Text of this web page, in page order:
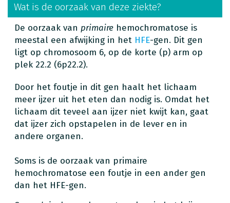
Wat is de oorzaak van deze ziekte?
De oorzaak van primaire hemochromatose is
meestal een afwijking in het HFE-gen. Dit gen
ligt op chromosoom 6, op de korte (p) arm op
plek 22.2 (6p22.2).
Door het foutje in dit gen haalt het lichaam
meer ijzer uit het eten dan nodig is. Omdat het
lichaam dit teveel aan ijzer niet kwijt kan, gaat
dat ijzer zich opstapelen in de lever en in
andere organen.
Soms is de oorzaak van primaire
hemochromatose een foutje in een ander gen
dan het HFE-gen.